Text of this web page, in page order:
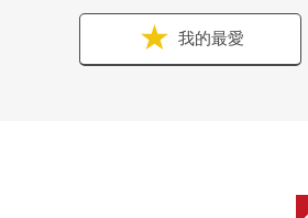
我的最愛